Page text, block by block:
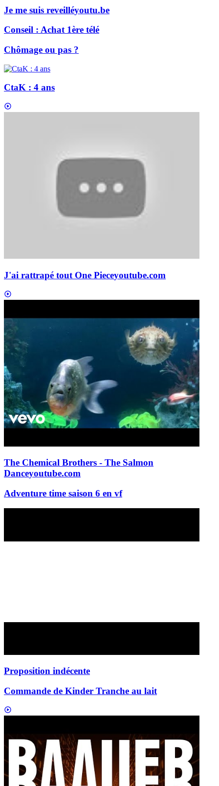
Je me suis reveilléyoutu.be
Conseil : Achat 1ère télé
Chômage ou pas ?
CtaK : 4 ans
J'ai rattrapé tout One Pieceyoutube.com
The Chemical Brothers - The Salmon
Danceyoutube.com
Adventure time saison 6 en vf
Proposition indécente
Commande de Kinder Tranche au lait